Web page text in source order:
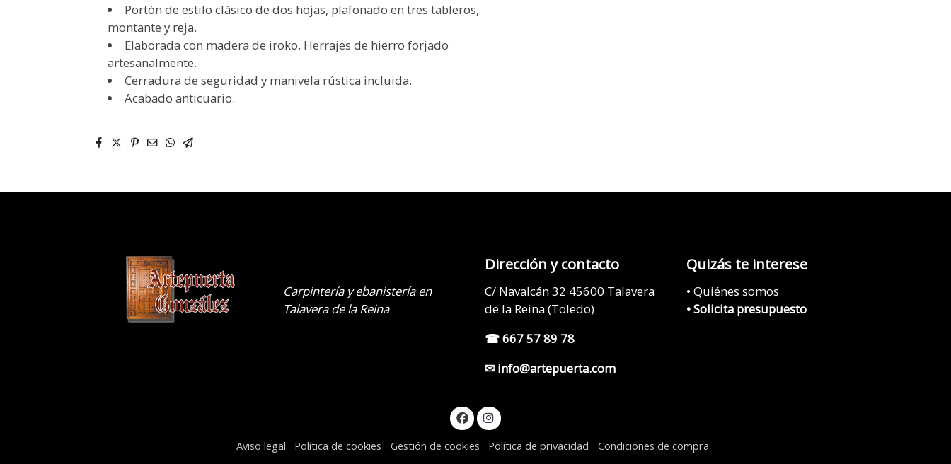
Portón de estilo clásico de dos hojas, plafonado en tres tableros,
montante y reja.
Elaborada con madera de iroko. Herrajes de hierro forjado
artesanalmente.
Cerradura de seguridad y manivela rústica incluida.
Acabado anticuario.
Carpintería y ebanistería en
Talavera de la Reina
Dirección y contacto
C/ Navalcán 32 45600 Talavera
de la Reina (Toledo)
☎ 667 57 89 78
✉ info@artepuerta.com
Quizás te interese
• Quiénes somos
• Solicita presupuesto
Aviso legal Política de cookies Gestión de cookies Política de privacidad Condiciones de compra